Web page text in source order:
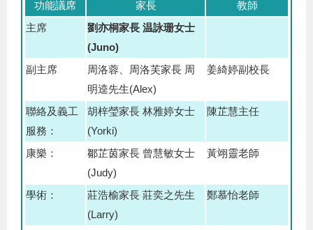
功能議席 家長
教師
主席
劉亦桐家長 温詠珊女士
(Juno)
副主席
周洛蓉、周洛芙家長 周
明逵先生(Alex)
姜綺婷副校長
聯絡及義工
服務：
胡梓瑩家長 林雅婷女士
(Yorki)
陳芷慧主任
康樂：
鄒芷茵家長 曾慧敏女士
(Judy)
黃翊靈老師
學術：
莊浩榆家長 莊奕之先生
(Larry)
鄭慕怡老師